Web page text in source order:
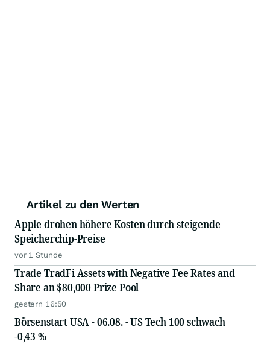
Artikel zu den Werten
Apple drohen höhere Kosten durch steigende
Speicherchip-Preise
vor 1 Stunde
Trade TradFi Assets with Negative Fee Rates and
Share an $80,000 Prize Pool
gestern 16:50
Börsenstart USA - 06.08. - US Tech 100 schwach
-0,43 %